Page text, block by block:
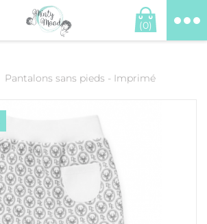
(0)
Pantalons sans pieds - Imprimé